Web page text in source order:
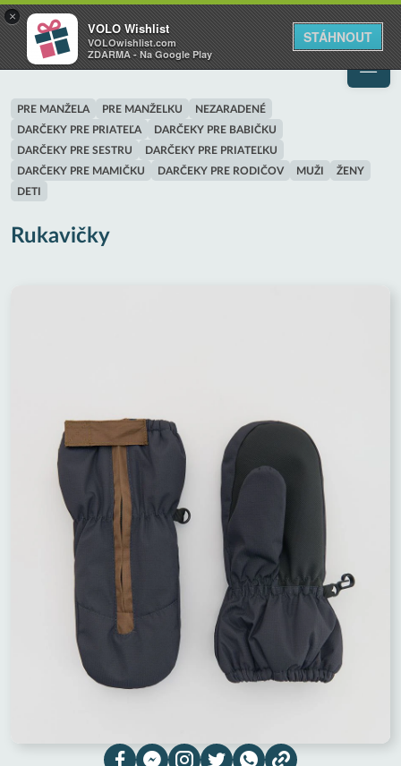
VOLO
Váš online wishlist
×
VOLO Wishlist
VOLOwishlist.com
ZDARMA - Na Google Play
STÁHNOUT
PRE MANŽELA PRE MANŽELKU
NEZARADENÉ
DARČEKY PRE PRIATEĽA
DARČEKY PRE BABIČKU
DARČEKY PRE SESTRU
DARČEKY PRE PRIATEĽKU
DARČEKY PRE MAMIČKU
DARČEKY PRE RODIČOV MUŽI
ŽENY
DETI
Rukavičky